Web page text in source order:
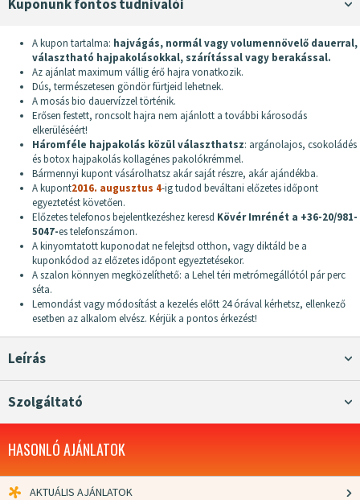
Kuponunk fontos tudnivalói
A kupon tartalma: hajvágás, normál vagy volumennövelő dauerral,
választható hajpakolásokkal, szárítással vagy berakással.
Az ajánlat maximum vállig érő hajra vonatkozik.
Dús, természetesen göndör fürtjeid lehetnek.
A mosás bio dauervízzel történik.
Erősen festett, roncsolt hajra nem ajánlott a további károsodás
elkerüléséért!
Háromféle hajpakolás közül választhatsz: argánolajos, csokoládés
és botox hajpakolás kollagénes pakolókrémmel.
Bármennyi kupont vásárolhatsz akár saját részre, akár ajándékba.
A kupont2016. augusztus 4-ig tudod beváltani előzetes időpont
egyeztetést követően.
Előzetes telefonos bejelentkezéshez keresd Kövér Imrénét a +36-20/981-
5047-es telefonszámon.
A kinyomtatott kuponodat ne felejtsd otthon, vagy diktáld be a
kuponkódod az előzetes időpont egyeztetésekor.
A szalon könnyen megközelíthető: a Lehel téri metrómegállótól pár perc
séta.
Lemondást vagy módosítást a kezelés előtt 24 órával kérhetsz, ellenkező
esetben az alkalom elvész. Kérjük a pontos érkezést!
Leírás
Szolgáltató
HASONLÓ AJÁNLATOK
AKTUÁLIS AJÁNLATOK